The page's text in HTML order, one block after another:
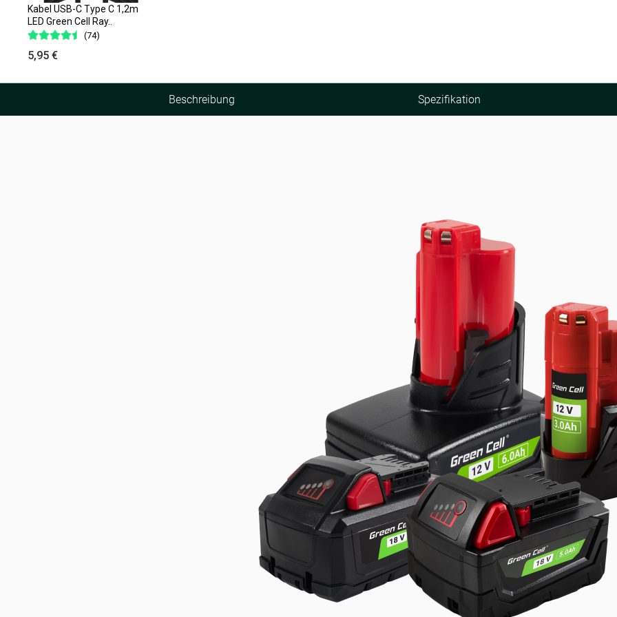
Kabel USB-C Type C 1,2m
LED Green Cell Ray..
(74)
5,95 €
Beschreibung Spezifikation